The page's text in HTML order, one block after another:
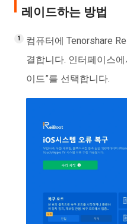
레이드하는 방법
컴퓨터에 Tenorshare
결합니다. 인터페이스
이드”를 선택합니다.